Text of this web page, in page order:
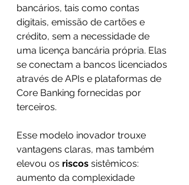
bancários, tais como contas
digitais, emissão de cartões e
crédito, sem a necessidade de
uma licença bancária própria. Elas
se conectam a bancos licenciados
através de APIs e plataformas de
Core Banking fornecidas por
terceiros.
Esse modelo inovador trouxe
vantagens claras, mas também
elevou os riscos sistêmicos:
aumento da complexidade